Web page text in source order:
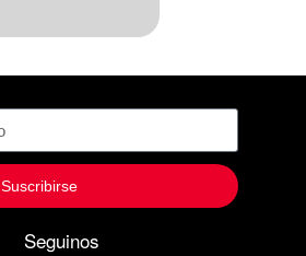
Suscribirse
Seguinos